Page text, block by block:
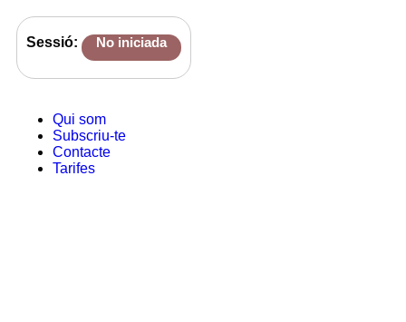
Sessió: No iniciada
Qui som
Subscriu-te
Contacte
Tarifes